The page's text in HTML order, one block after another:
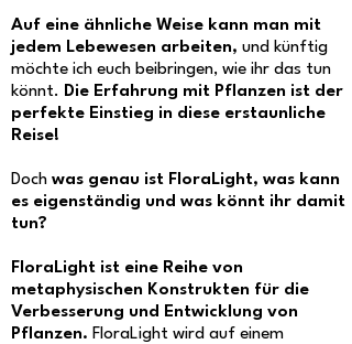
Auf eine ähnliche Weise kann man mit
jedem Lebewesen arbeiten, und künftig
möchte ich euch beibringen, wie ihr das tun
könnt. Die Erfahrung mit Pflanzen ist der
perfekte Einstieg in diese erstaunliche
Reise!
Doch was genau ist FloraLight, was kann
es eigenständig und was könnt ihr damit
tun?
FloraLight ist eine Reihe von
metaphysischen Konstrukten für die
Verbesserung und Entwicklung von
Pflanzen. FloraLight wird auf einem